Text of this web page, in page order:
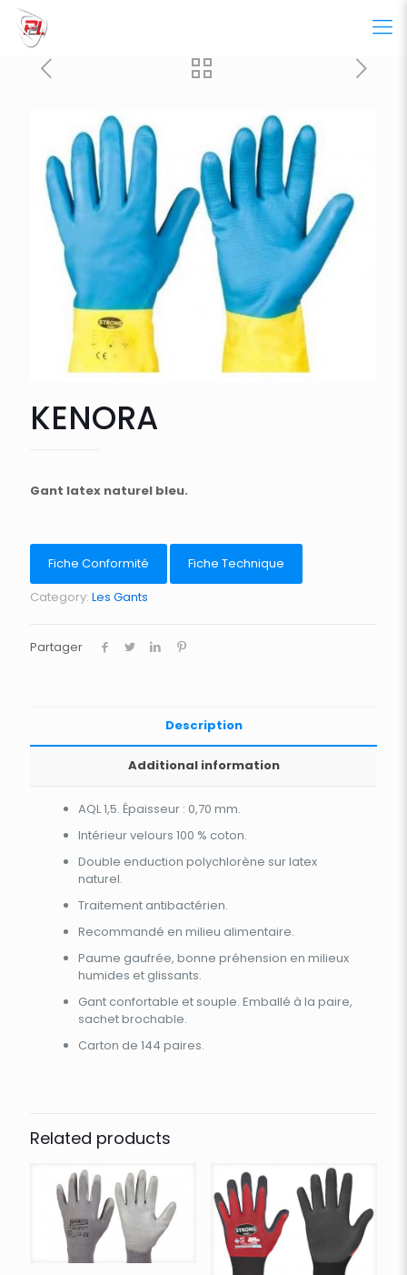
KENORA
Gant latex naturel bleu.
Fiche Conformité
Fiche Technique
Category: Les Gants
Partager
Description
Additional information
AQL 1,5. Épaisseur : 0,70 mm.
Intérieur velours 100 % coton.
Double enduction polychlorène sur latex
naturel.
Traitement antibactérien.
Recommandé en milieu alimentaire.
Paume gaufrée, bonne préhension en milieux
humides et glissants.
Gant confortable et souple. Emballé à la paire,
sachet brochable.
Carton de 144 paires.
Related products